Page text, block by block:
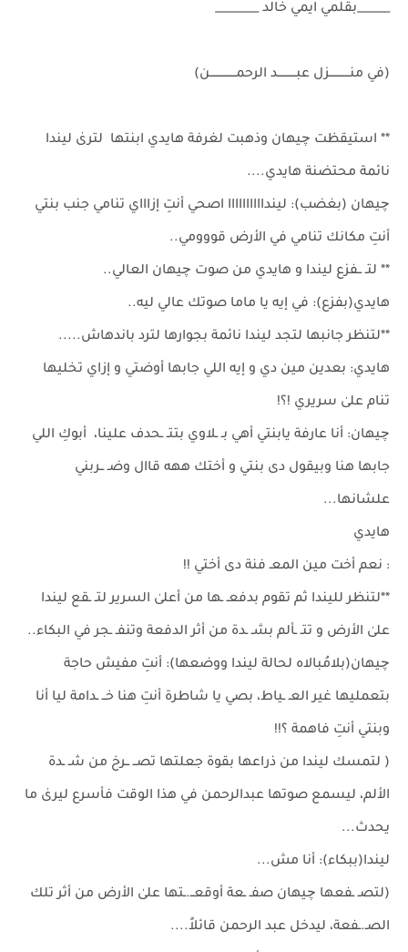
______بقلمي ايمي خالد ________
(في منـــــــــــزل عبــــــــــد الرحمــــــــــــــن)
** استيقظت چيهان وذهبت لغرفة هايدي ابنتها لترىٰ ليندا
نائمة محتضنة هايدي....
چيهان (بغضب): لينداااااااااا اصحي أنتِ إزاااي تنامي جنب بنتي
أنتِ مكانك تنامي في الأرض قووومي..
** لتـ ــفزع ليندا و هايدي من صوت چيهان العالي..
هايدي(بفزع): في إيه يا ماما صوتك عالي ليه..
**لتنظر جانبها لتجد ليندا نائمة بجوارها لترد باندهاش.....
هايدي: بعدين مين دي و إيه اللي جابها أوضتي و إزاي تخليها
تنام علىٰ سريري !؟!
چيهان: أنا عارفة يابنتي أهي بـ ـلاوي بتتـ ـحدف علينا، أبوكِ اللي
جابها هنا وبيقول دى بنتي و أختك ههه قاال وضـ ــربني
علشانها...
هايدي
: نعم أخت مين المعـ فنة دى أختي !!
**لتنظر لليندا ثم تقوم بدفعـ ـها من أعلىٰ السرير لتـ ـقع ليندا
علىٰ الأرض و تتـ ـألم بشـ ـدة من أثر الدفعة وتنفـ ـجر في البكاء..
چيهان(بلامُبالاه لحالة ليندا ووضعها): أنتِ مفيش حاجة
بتعمليها غير العـ ـياط، بصي يا شاطرة أنتِ هنا خــ ـدامة ليا أنا
وبنتي أنتِ فاهمة ؟!!
( لتمسك ليندا من ذراعها بقوة جعلتها تصــ ــرخ من شـ ـدة
الألم، ليسمع صوتها عبدالرحمن في هذا الوقت فأسرع ليرىٰ ما
يحدث...
ليندا(ببكاء): أنا مش...
(لتصـ ـفعها چيهان صفـ ـعة أوقعــ.ـتها علىٰ الأرض من أثر تلك
الصـ.ـفعة، ليدخل عبد الرحمن قائلاً....